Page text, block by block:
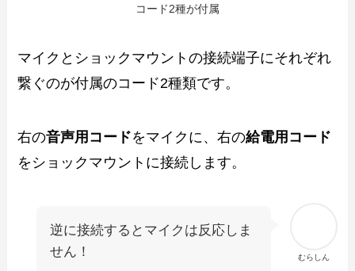
コード2種が付属
マイクとショックマウントの接続端子にそれぞれ
繋ぐのが付属のコード2種類です。
右の音声用コードをマイクに、右の給電用コード
をショックマウントに接続します。
むらしん
逆に接続するとマイクは反応しま
せん！